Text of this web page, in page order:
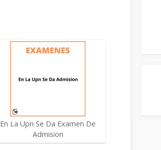
En La Upn Se Da Examen De
Admision